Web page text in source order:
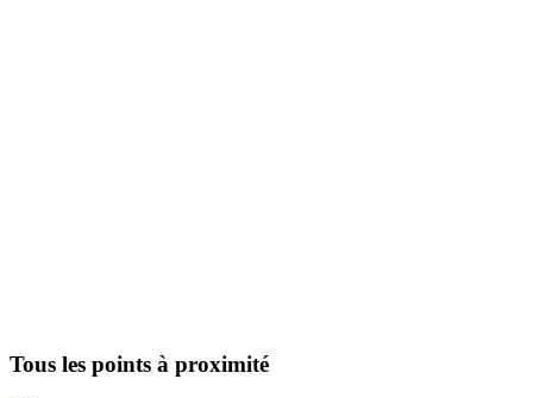
Tous les points à proximité